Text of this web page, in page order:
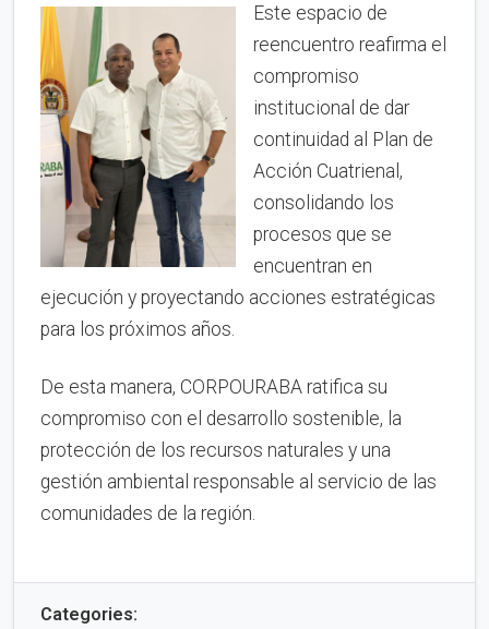
Este espacio de
reencuentro reafirma el
compromiso
institucional de dar
continuidad al Plan de
Acción Cuatrienal,
consolidando los
procesos que se
encuentran en
ejecución y proyectando acciones estratégicas
para los próximos años.
De esta manera, CORPOURABA ratifica su
compromiso con el desarrollo sostenible, la
protección de los recursos naturales y una
gestión ambiental responsable al servicio de las
comunidades de la región.
Categories: